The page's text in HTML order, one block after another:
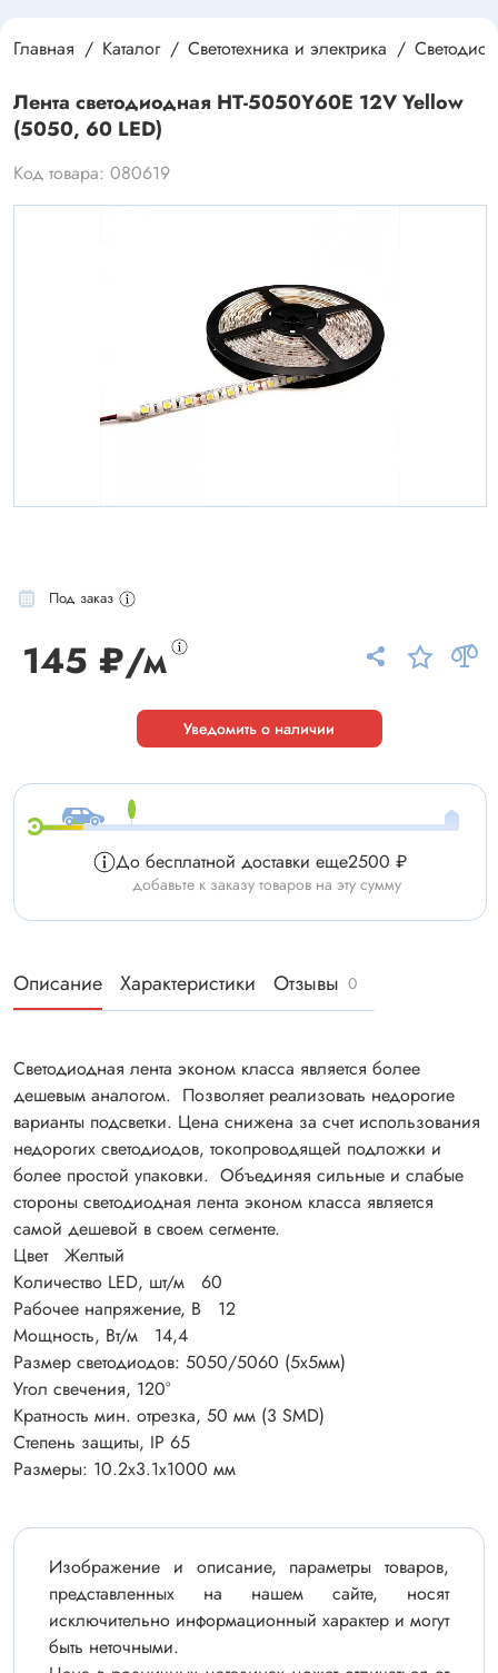
Главная Каталог Светотехника и электрика
Лента светодиодная HT-5050Y60E 12V Yellow
(5050, 60 LED)
Код товара: 080619
Под заказ
145 ₽/м
Уведомить о наличии
До бесплатной доставки еще2500 ₽
добавьте к заказу товаров на эту сумму
Описание Характеристики Отзывы 0
Светодиодная лента эконом класса является более
дешевым аналогом. Позволяет реализовать недорогие
варианты подсветки. Цена снижена за счет использования
недорогих светодиодов, токопроводящей подложки и
более простой упаковки. Объединяя сильные и слабые
стороны светодиодная лента эконом класса является
самой дешевой в своем сегменте.
Цвет Желтый
Количество LED, шт/м 60
Рабочее напряжение, В 12
Мощность, Вт/м 14,4
Размер светодиодов: 5050/5060 (5x5мм)
Угол свечения, 120°
Кратность мин. отрезка, 50 мм (3 SMD)
Степень защиты, IP 65
Размеры: 10.2x3.1x1000 мм
Изображение и описание, параметры товаров,
представленных на нашем сайте, носят
исключительно информационный характер и могут
быть неточными.